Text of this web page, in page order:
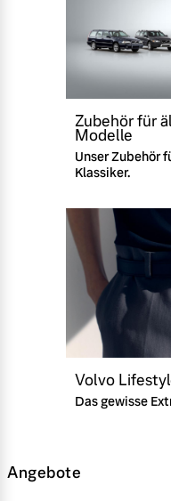
Zubehör für
Modelle
Unser Zubehör
Klassiker.
Volvo
Das gewisse
Angebote